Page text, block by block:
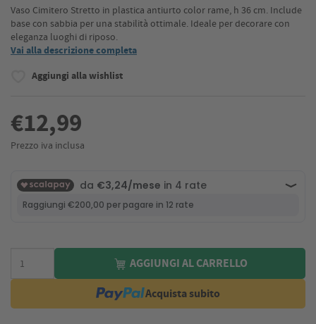
Vaso Cimitero Stretto in plastica antiurto color rame, h 36 cm. Include
base con sabbia per una stabilità ottimale. Ideale per decorare con
eleganza luoghi di riposo.
Vai alla descrizione completa
Aggiungi alla wishlist
€12,99
Prezzo iva inclusa
AGGIUNGI AL CARRELLO
Acquista subito